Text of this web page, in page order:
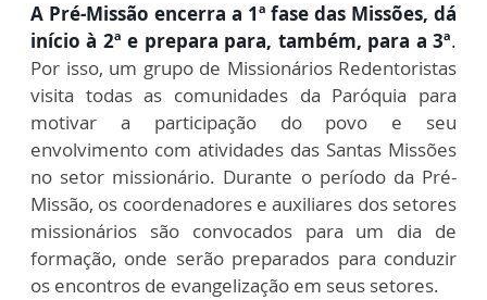
A Pré-Missão encerra a 1ª fase das Missões, dá
início à 2ª e prepara para, também, para a 3ª.
Por isso, um grupo de Missionários Redentoristas
visita todas as comunidades da Paróquia para
motivar a participação do povo e seu
envolvimento com atividades das Santas Missões
no setor missionário. Durante o período da Pré-
Missão, os coordenadores e auxiliares dos setores
missionários são convocados para um dia de
formação, onde serão preparados para conduzir
os encontros de evangelização em seus setores.